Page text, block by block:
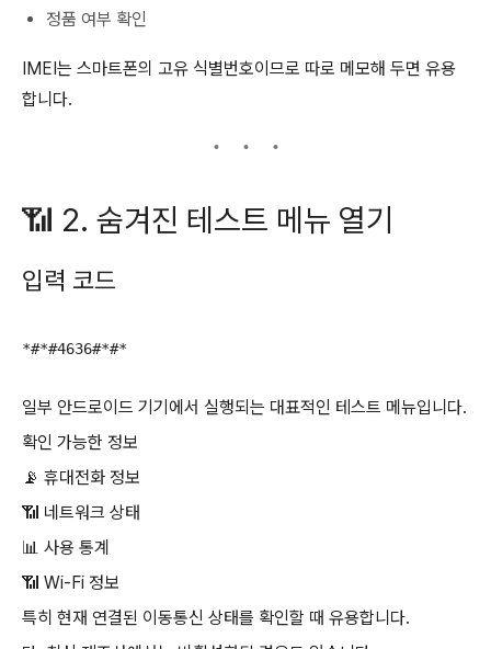
정품 여부 확인
IMEI는 스마트폰의 고유 식별번호이므로 따로 메모해 두면 유용
합니다.
📶 2. 숨겨진 테스트 메뉴 열기
입력 코드
일부 안드로이드 기기에서 실행되는 대표적인 테스트 메뉴입니다.
확인 가능한 정보
📡 휴대전화 정보
📶 네트워크 상태
📊 사용 통계
📶 Wi-Fi 정보
특히 현재 연결된 이동통신 상태를 확인할 때 유용합니다.